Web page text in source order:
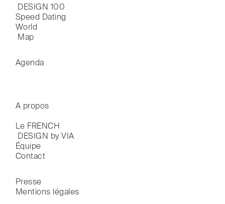
DESIGN 100
Speed Dating
World
Map
Agenda
A propos
Le FRENCH
DESIGN by VIA
Équipe
Contact
Presse
Mentions légales